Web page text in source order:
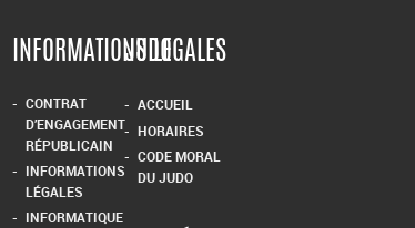
INFORMATIONS LEGALES
CONTRAT
D’ENGAGEMENT
RÉPUBLICAIN
INFORMATIONS
LÉGALES
INFORMATIQUE
JUDO
ACCUEIL
HORAIRES
CODE MORAL
DU JUDO